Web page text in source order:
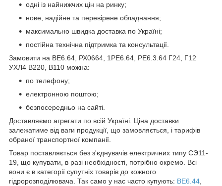
одні із найнижчих цін на ринку;
нове, надійне та перевірене обладнання;
максимально швидка доставка по Україні;
постійна технічна підтримка та консультації.
Замовити на ВЕ6.64, РХ0664, 1РЕ6.64, РЕ6.3.64 Г24, Г12
УХЛ4 В220, В110 можна:
по телефону;
електронною поштою;
безпосередньо на сайті.
Доставляємо агрегати по всій Україні. Ціна доставки
залежатиме від ваги продукції, що замовляється, і тарифів
обраної транспортної компанії.
Товар поставляється без з'єднувачів електричних типу СЭ11-
19, що купувати, в разі необхідності, потрібно окремо. Всі
вони є в категорії супутніх товарів до кожного
гідророзподілювача. Так само у нас часто купують: ВЕ6.44,